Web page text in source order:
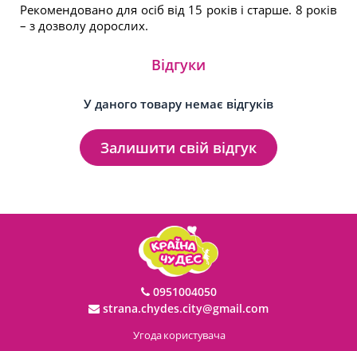
Рекомендовано для осіб від 15 років і старше. 8 років
– з дозволу дорослих.
Відгуки
У даного товару немає відгуків
Залишити свій відгук
0951004050
strana.chydes.city@gmail.com
Угода користувача